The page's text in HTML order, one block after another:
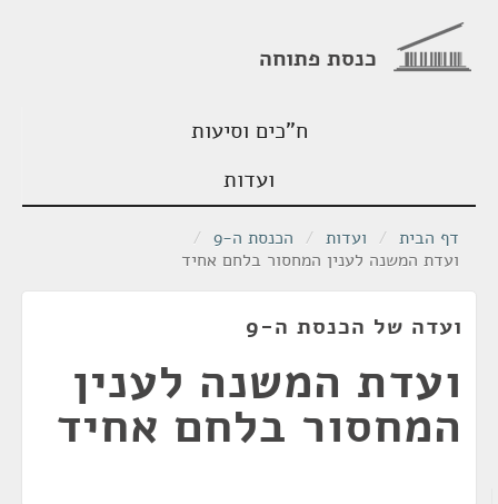
כנסת פתוחה
ח"כים וסיעות
ועדות
דף הבית / ועדות / הכנסת ה-9
/
ועדת המשנה לענין המחסור בלחם אחיד
ועדה של הכנסת ה-9
ועדת המשנה לענין
המחסור בלחם אחיד